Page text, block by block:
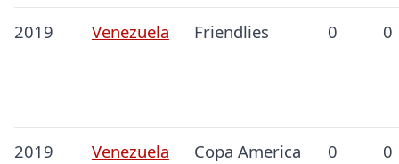
2019 Venezuela Friendlies 0 0
2019 Venezuela Copa America 0 0